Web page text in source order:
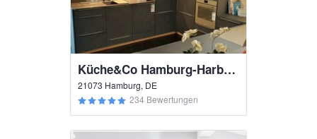
Küche&Co Hamburg-Harburg
21073 Hamburg, DE
234 Bewertungen